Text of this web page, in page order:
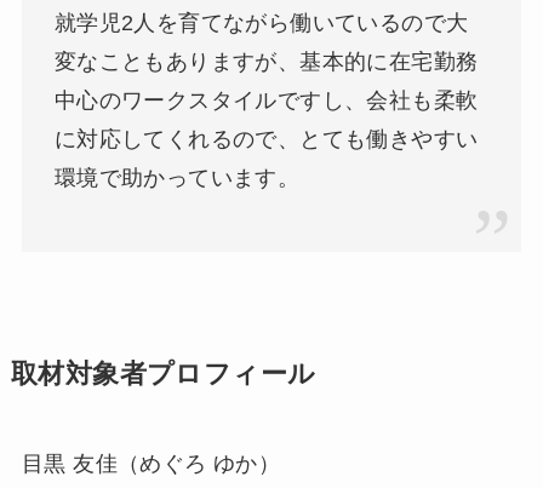
就学児2人を育てながら働いているので大
変なこともありますが、基本的に在宅勤務
中心のワークスタイルですし、会社も柔軟
に対応してくれるので、とても働きやすい
環境で助かっています。
取材対象者プロフィール
目黒 友佳（めぐろ ゆか）